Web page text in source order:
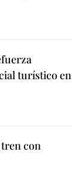
turístico en
con